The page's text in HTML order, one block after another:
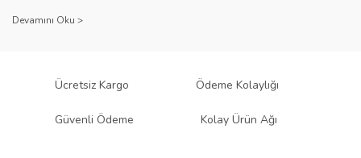
sağlıyor.
Engo ekran koruyucuları
, uzun yıllara dayanan tecrübesi ve teknolojiye
ürününü titiz bir kalite kontrol sürecinden geçirir. Kullanıcı dostu tasarımı
Ücretsiz Kargo Ödeme Kolaylığı
Güvenli Ödeme Kolay Ürün Ağı